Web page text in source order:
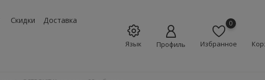
Скидки Доставка
Язык Профиль
0
Избранное